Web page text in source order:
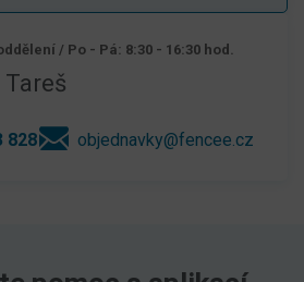
/ Po - Pá: 8:30 - 16:30 hod.
828 objednavky@fencee.cz